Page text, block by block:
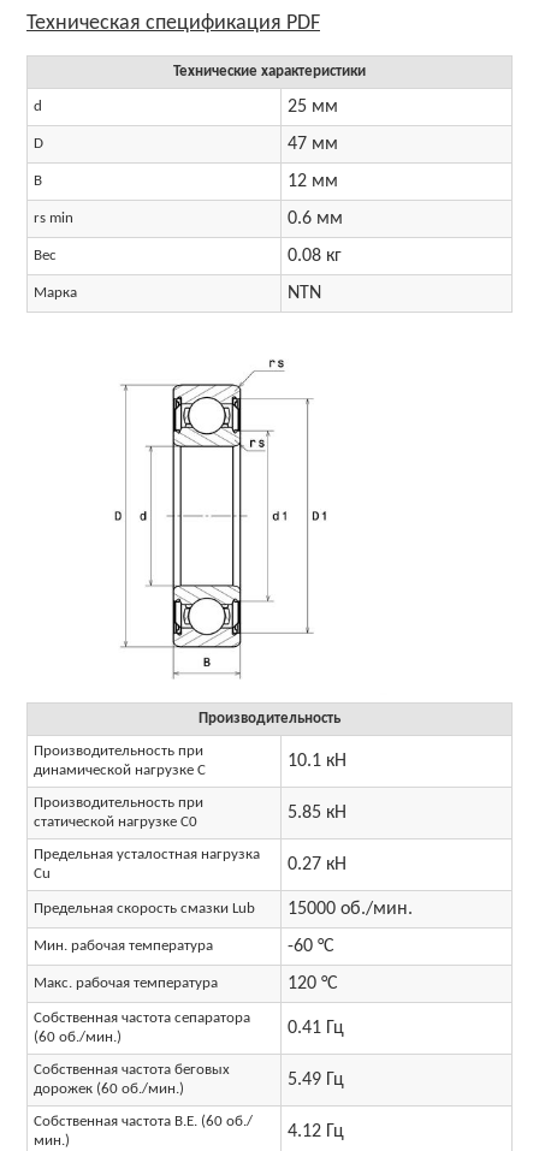
Технические характеристики
d 25 мм
D 47 мм
B 12 мм
rs min 0.6 мм
Вес 0.08 кг
Марка NTN
Производительность
Производительность при
динамической нагрузке C
10.1 кН
Производительность при
статической нагрузке C0
5.85 кН
Предельная усталостная нагрузка
Cu
0.27 кН
Предельная скорость смазки Lub 15000 об./мин.
Мин. рабочая температура -60 °C
Макс. рабочая температура 120 °C
Собственная частота сепаратора
(60 об./мин.)
0.41 Гц
Собственная частота беговых
дорожек (60 об./мин.)
5.49 Гц
Собственная частота B.E. (60 об./
мин.)
4.12 Гц